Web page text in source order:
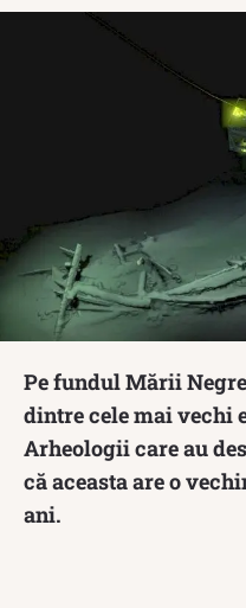
Pe fundul Mării
dintre cele mai vechi
Arheologii care au
că aceasta are o
ani.